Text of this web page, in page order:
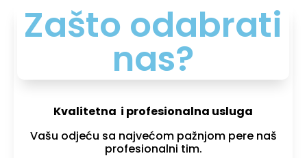
Zašto odabrati
nas?
Kvalitetna i profesionalna usluga
Vašu odjeću sa najvećom pažnjom pere naš
profesionalni tim.